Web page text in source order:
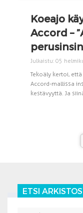
Koeajo
Accord –
Julkaistu: 05
Tekoäly kertoi,
Accord-mallissa
kestävyyttä. Ja
ETSI